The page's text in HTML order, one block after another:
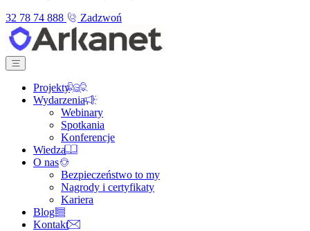
32 78 74 888
Zadzwoń
Projekty
Wydarzenia
Webinary
Spotkania
Konferencje
Wiedza
O nas
Bezpieczeństwo to my
Nagrody i certyfikaty
Kariera
Blog
Kontakt